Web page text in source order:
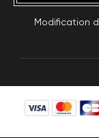
Modification